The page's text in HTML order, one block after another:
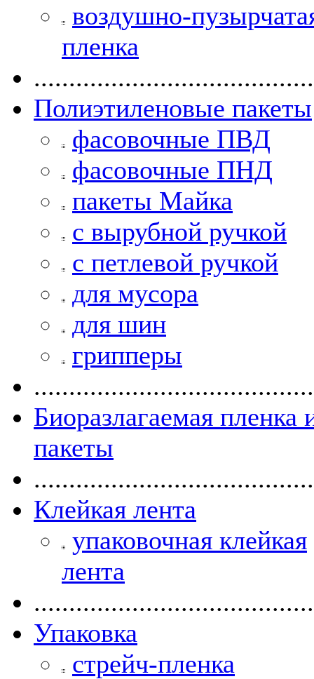
воздушно-
пленка
Полиэтиленовые пакеты
фасовочные ПВД
фасовочные ПНД
пакеты Майка
с вырубной ручкой
с петлевой ручкой
для мусора
для шин
грипперы
Биоразлагаемая пленка
пакеты
Клейкая лента
упаковочная клейкая
лента
Упаковка
стрейч-пленка